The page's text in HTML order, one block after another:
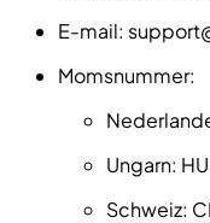
E-mail:
Momsnummer:
Ungarn:
Schweiz: